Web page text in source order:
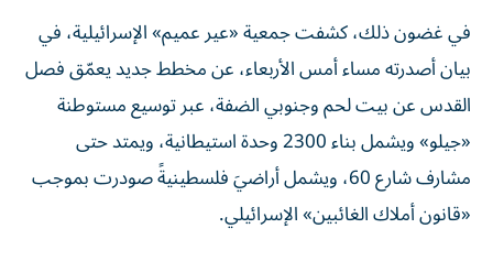
في غضون ذلك، كشفت جمعية «عير عميم» الإسرائيلية، في
بيان أصدرته مساء أمس الأربعاء، عن مخطط جديد يعمّق فصل
القدس عن بيت لحم وجنوبي الضفة، عبر توسيع مستوطنة
«جيلو» ويشمل بناء 2300 وحدة استيطانية، ويمتد حتى
مشارف شارع 60، ويشمل أراضيَ فلسطينيةً صودرت بموجب
«قانون أملاك الغائبين» الإسرائيلي.